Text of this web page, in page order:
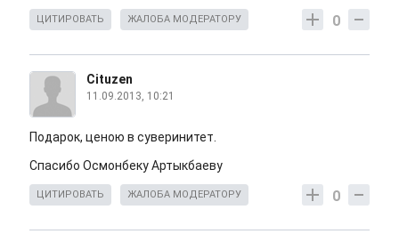
0
ЦИТИРОВАТЬ ЖАЛОБА МОДЕРАТОРУ
Cituzen
11.09.2013, 10:21
Подарок, ценою в суверинитет.
Спасибо Осмонбеку Артыкбаеву
0
ЦИТИРОВАТЬ ЖАЛОБА МОДЕРАТОРУ